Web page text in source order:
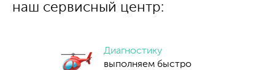
наш сервисный центр:
Диагностику
выполняем быстро